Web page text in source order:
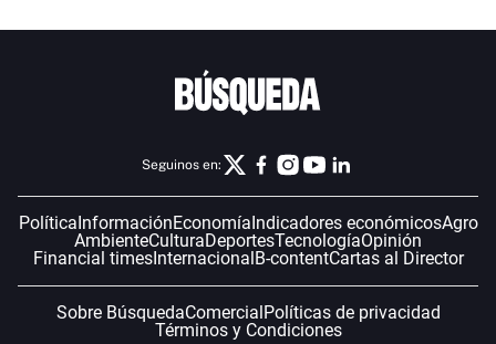
Seguinos en:
Política InformaciónEconomía Indicadores económicosAgro
AmbienteCulturaDeportesTecnologíaOpinión
Financial timesInternacional B-contentCartas al Director
Sobre BúsquedaComercial Políticas de privacidad
Términos y Condiciones